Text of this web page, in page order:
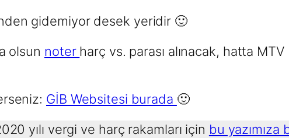
gidemiyor desek yeridir 🙂
olsun noter harç vs. parası alınacak, hatta
GİB Websitesi burada 🙂
yılı vergi ve harç rakamları için bu yazımıza